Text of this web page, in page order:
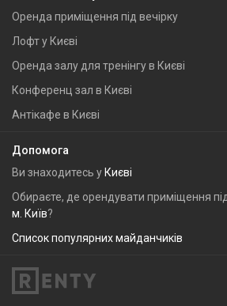
Оренда приміщення під вечірку
Лофт у Києві
Оренда залу для тренінгу в Києві
Конференц зал в Києві
Антікафе в Києві
Допомога
Ви знаходитесь у Києві
Обираєте, де орендувати приміщення
м. Київ?
Список популярних майданчиків